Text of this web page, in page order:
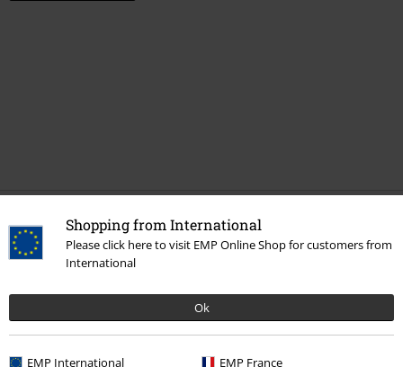
Shopping from International
Please click here to visit EMP Online Shop for customers from
International
Ok
EMP International EMP France
Más categorías. Más opciones
Películas & TV Películas & TV
Ofertas % Mujer Accesorios
Películas & TV Disney Accesorios Bufandas & Bandanas